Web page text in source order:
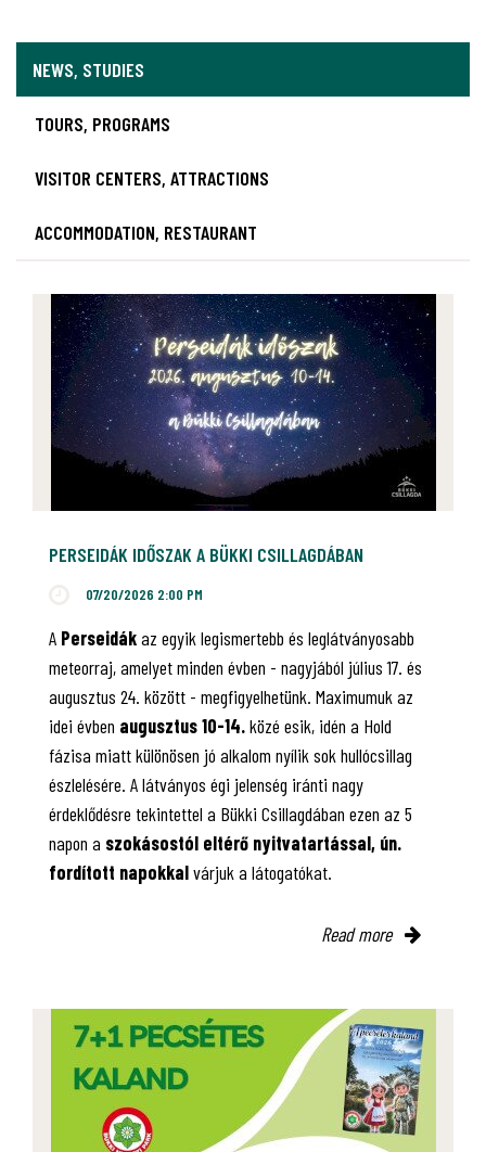
NEWS, STUDIES
TOURS, PROGRAMS
VISITOR CENTERS, ATTRACTIONS
ACCOMMODATION, RESTAURANT
PERSEIDÁK IDŐSZAK A BÜKKI CSILLAGDÁBAN
07/20/2026 2:00 PM
A Perseidákaz egyik legismertebb és leglátványosabb
meteorraj, amelyet minden évben - nagyjából július 17. és
augusztus 24. között - megfigyelhetünk. Maximumuk az
idei évben augusztus 10-14.közé esik, idén a Hold
fázisa miatt különösen jó alkalom nyílik sok hullócsillag
észlelésére. A látványos égi jelenség iránti nagy
érdeklődésre tekintettel a Bükki Csillagdában ezen az 5
napon a szokásostól eltérő nyitvatartással, ún.
fordított napokkalvárjuk a látogatókat.
Read more